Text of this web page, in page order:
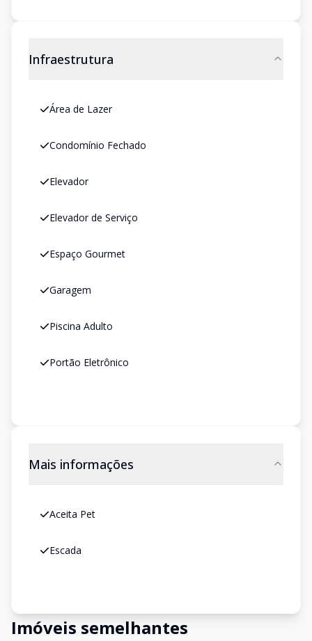
Infraestrutura
Área de Lazer
Condomínio Fechado
Elevador
Elevador de Serviço
Espaço Gourmet
Garagem
Piscina Adulto
Portão Eletrônico
Mais informações
Aceita Pet
Escada
Imóveis semelhantes